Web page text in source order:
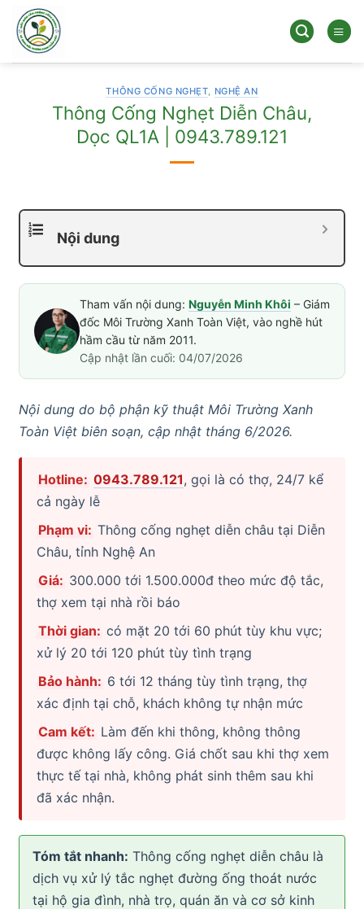
qua
dung
THÔNG CỐNG NGHẸT, NGHỆ AN
Thông Cống Nghẹt Diễn Châu,
Dọc QL1A | 0943.789.121
Nội dung
Tham vấn nội dung: Nguyễn Minh Khôi – Giám
đốc Môi Trường Xanh Toàn Việt, vào nghề hút
hầm cầu từ năm 2011.
Cập nhật lần cuối: 04/07/2026
Nội dung do bộ phận kỹ thuật Môi Trường Xanh
Toàn Việt biên soạn, cập nhật tháng 6/2026.
Hotline: 0943.789.121, gọi là có thợ, 24/7 kể
cả ngày lễ
Phạm vi: Thông cống nghẹt diễn châu tại Diễn
Châu, tỉnh Nghệ An
Giá: 300.000 tới 1.500.000đ theo mức độ tắc,
thợ xem tại nhà rồi báo
Thời gian: có mặt 20 tới 60 phút tùy khu vực;
xử lý 20 tới 120 phút tùy tình trạng
Bảo hành: 6 tới 12 tháng tùy tình trạng, thợ
xác định tại chỗ, khách không tự nhận mức
Cam kết: Làm đến khi thông, không thông
được không lấy công. Giá chốt sau khi thợ xem
thực tế tại nhà, không phát sinh thêm sau khi
đã xác nhận.
Tóm tắt nhanh: Thông cống nghẹt diễn châu là
dịch vụ xử lý tắc nghẹt đường ống thoát nước
tại hộ gia đình, nhà trọ, quán ăn và cơ sở kinh